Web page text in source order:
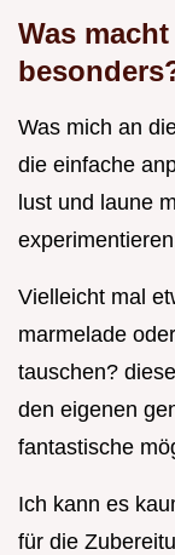
Was
Was mich an
die einfache
lust und laune
Vielleicht mal
marmelade
tauschen?
den eigenen
fantastische
Ich kann es
für die